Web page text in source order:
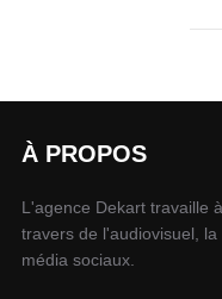
À PROPOS
L'agence Dekart travaille
travers de l'audiovisuel,
média sociaux.